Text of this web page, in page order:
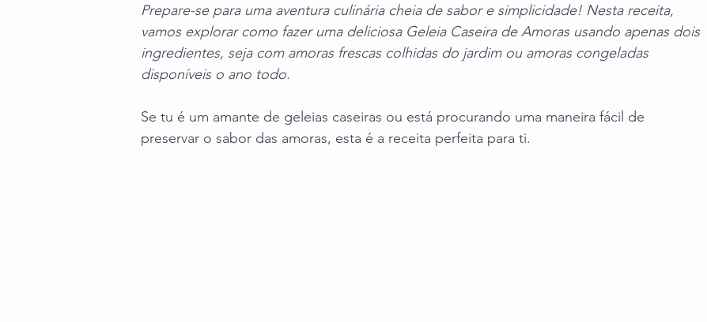
Prepare-se para uma aventura culinária cheia de sabor e simplicidade! Nesta receita,
vamos explorar como fazer uma deliciosa Geleia Caseira de Amoras usando apenas dois
ingredientes, seja com amoras frescas colhidas do jardim ou amoras congeladas
disponíveis o ano todo.
Se tu é um amante de geleias caseiras ou está procurando uma maneira fácil de
preservar o sabor das amoras, esta é a receita perfeita para ti.